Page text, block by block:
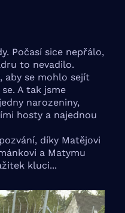
Počasí sice nepřálo,
to nevadilo.
aby se mohlo sejít
A tak jsme
narozeniny,
hosty a najednou
díky Matějovi
a Matymu
kluci...